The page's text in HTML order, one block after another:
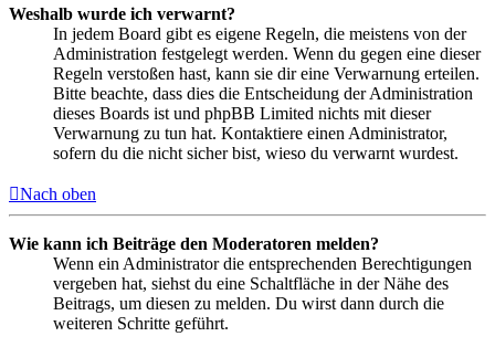
Weshalb wurde ich verwarnt?
In jedem Board gibt es eigene Regeln, die meistens von der
Administration festgelegt werden. Wenn du gegen eine dieser
Regeln verstoßen hast, kann sie dir eine Verwarnung erteilen.
Bitte beachte, dass dies die Entscheidung der Administration
dieses Boards ist und phpBB Limited nichts mit dieser
Verwarnung zu tun hat. Kontaktiere einen Administrator,
sofern du die nicht sicher bist, wieso du verwarnt wurdest.
Nach oben
Wie kann ich Beiträge den Moderatoren melden?
Wenn ein Administrator die entsprechenden Berechtigungen
vergeben hat, siehst du eine Schaltfläche in der Nähe des
Beitrags, um diesen zu melden. Du wirst dann durch die
weiteren Schritte geführt.